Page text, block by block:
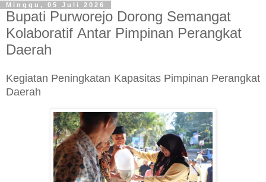
Minggu, 05 Juli 2026
Bupati Purworejo Dorong Semangat
Kolaboratif Antar Pimpinan Perangkat
Daerah
Kegiatan Peningkatan Kapasitas Pimpinan Perangkat
Daerah